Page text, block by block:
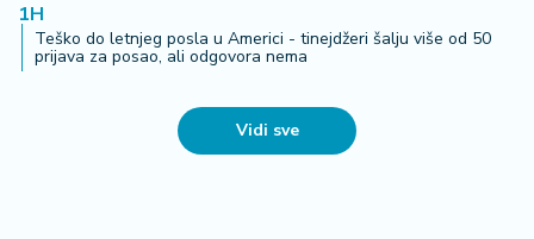
1H
Teško do letnjeg posla u Americi - tinejdžeri šalju više od 50
prijava za posao, ali odgovora nema
Vidi sve